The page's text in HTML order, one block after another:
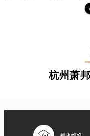
杭州萧